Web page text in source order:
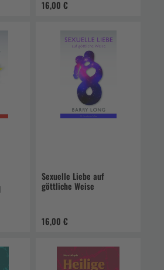
16,00 €
Sexuelle Liebe auf
göttliche Weise
16,00 €